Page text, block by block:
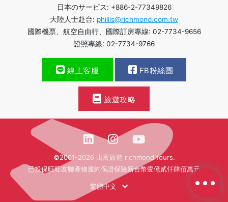
日本のサービス: +886-2-77349826
大陸人士赴台: phillis@richmond.com.tw
國際機票、航空自由行、國際訂房專線: 02-7734-9656
證照專線: 02-7734-9766
線上客服 FB粉絲團
旅遊攻略
©2001-2026 山富旅遊 richmond tours.
已投保旺旺友聯產物履約保證保險新台幣壹億貳仟肆佰萬元
繁體中文